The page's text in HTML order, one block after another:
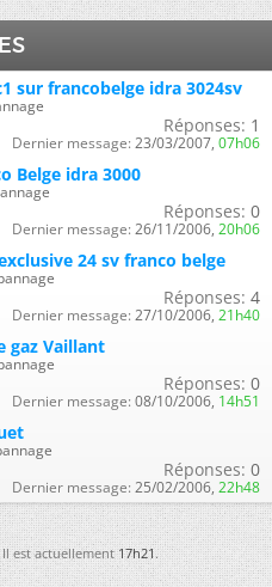
sur francobelge idra 3024sv
Réponses: 1
Dernier message: 23/03/2007, 07h06
Belge idra 3000
Réponses: 0
Dernier message: 26/11/2006, 20h06
24 sv franco belge
Réponses: 4
Dernier message: 27/10/2006, 21h40
gaz Vaillant
Réponses: 0
Dernier message: 08/10/2006, 14h51
Réponses: 0
Dernier message: 25/02/2006, 22h48
Il est actuellement17h21.